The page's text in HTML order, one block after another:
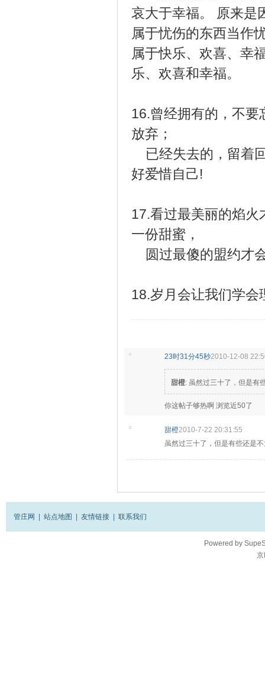
哀大于幸福。 原来是
属于忧伤的东西当作
属于快乐、欢喜、幸
乐、欢喜和幸福。
16.曾经拥有的，不
放弃；
已经失去的，留着
好爱惜自己!
17.看过最美丽的焰
一份甜蜜，
圆过最傻的盟约才
18.岁月会让我们学
23时31分45秒2010-12-08
甜橙: 虽然过三十了，但是有
你这帖子够热啊 浏览近50了
甜橙2010-7-22 20:31:55
虽然过三十了，但是有些还是
管庄网 站点地图 友情链接 联系我们
Powered by